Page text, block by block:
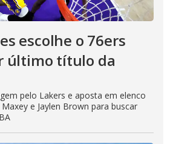
escolhe o 76ers
último título da
pelo Lakers e aposta em elenco
e Jaylen Brown para buscar